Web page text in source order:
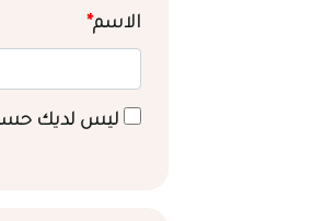
الاسم*
ليس لديك